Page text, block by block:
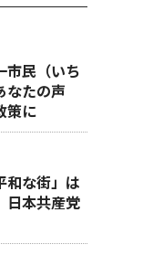
市民（いち
たの声
策に
な街」は
本共産党